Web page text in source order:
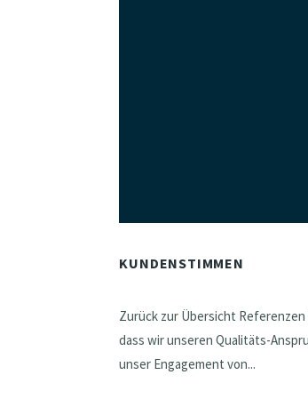
KUNDENSTIMMEN
Zurück zur Übersicht
dass wir unseren Qualitäts-
unser Engagement von...